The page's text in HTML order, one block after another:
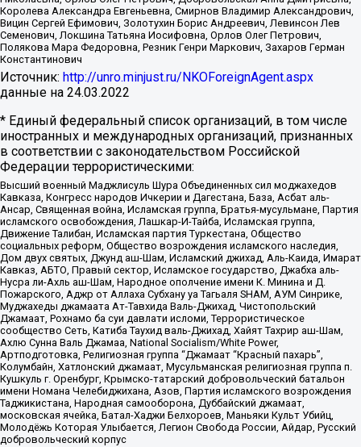
Королева Александра Евгеньевна, Смирнов Владимир Александрович,
Вицин Сергей Ефимович, Золотухин Борис Андреевич, Левинсон Лев
Семенович, Локшина Татьяна Иосифовна, Орлов Олег Петрович,
Полякова Мара Федоровна, Резник Генри Маркович, Захаров Герман
Константинович
Источник: http://unro.minjust.ru/NKOForeignAgent.aspx
данные на 24.03.2022
* Единый федеральный список организаций, в том числе
иностранных и международных организаций, признанных
в соответствии с законодательством Российской
Федерации террористическими:
Высший военный Маджлисуль Шура Объединенных сил моджахедов
Кавказа, Конгресс народов Ичкерии и Дагестана, База, Асбат аль-
Ансар, Священная война, Исламская группа, Братья-мусульмане, Партия
исламского освобождения, Лашкар-И-Тайба, Исламская группа,
Движение Талибан, Исламская партия Туркестана, Общество
социальных реформ, Общество возрождения исламского наследия,
Дом двух святых, Джунд аш-Шам, Исламский джихад, Аль-Каида, Имарат
Кавказ, АБТО, Правый сектор, Исламское государство, Джабха аль-
Нусра ли-Ахль аш-Шам, Народное ополчение имени К. Минина и Д.
Пожарского, Аджр от Аллаха Субхану уа Тагьаля SHAM, АУМ Синрике,
Муджахеды джамаата Ат-Тавхида Валь-Джихад, Чистопольский
Джамаат, Рохнамо ба суи давлати исломи, Террористическое
сообщество Сеть, Катиба Таухид валь-Джихад, Хайят Тахрир аш-Шам,
Ахлю Сунна Валь Джамаа, National Socialism/White Power,
Артподготовка, Религиозная группа “Джамаат “Красный пахарь”,
Колумбайн, Хатлонский джамаат, Мусульманская религиозная группа п.
Кушкуль г. Оренбург, Крымско-татарский добровольческий батальон
имени Номана Челебиджихана, Азов, Партия исламского возрождения
Таджикистана, Народная самооборона, Дуббайский джамаат,
московская ячейка, Батал-Хаджи Белхороев, Маньяки Культ Убийц,
Молодёжь Которая Улыбается, Легион Свобода России, Айдар, Русский
добровольческий корпус